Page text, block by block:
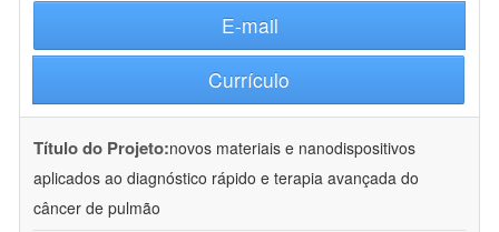
E-mail
Currículo
Título do Projeto:novos materiais e nanodispositivos
aplicados ao diagnóstico rápido e terapia avançada do
câncer de pulmão